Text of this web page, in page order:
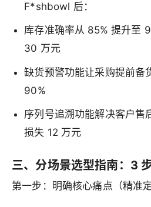
F*shbowl 后：
库存准确率从 85% 提升至
30 万元
缺货预警功能让采购提前备
90%
序列号追溯功能解决客户售
损失 12 万元
三、分场景选型指南：3
第一步：明确核心痛点（精准